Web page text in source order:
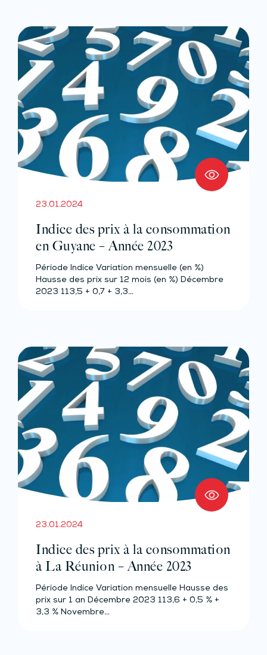
23.01.2024
Indice des prix à la consommation
en Guyane – Année 2023
Période Indice Variation mensuelle (en %)
Hausse des prix sur 12 mois (en %) Décembre
2023 113,5 + 0,7 + 3,3…
23.01.2024
Indice des prix à la consommation
à La Réunion – Année 2023
Période Indice Variation mensuelle Hausse des
prix sur 1 an Décembre 2023 113,6 + 0,5 % +
3,3 % Novembre…